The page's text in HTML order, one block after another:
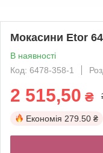
Мокасини Etor
В наявності
Код: 6478-358-1
2 515,50 ₴
Економія 279.50 ₴